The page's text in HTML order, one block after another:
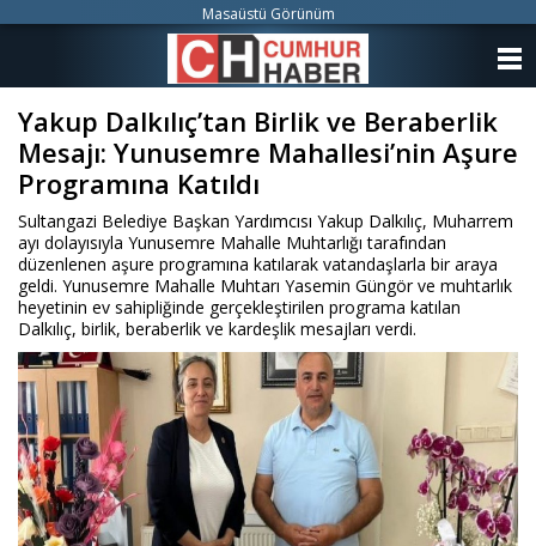
Yakup Dalkılıç’tan Birlik ve Beraberlik
Mesajı: Yunusemre Mahallesi’nin Aşure
Programına Katıldı
Sultangazi Belediye Başkan Yardımcısı Yakup Dalkılıç, Muharrem
ayı dolayısıyla Yunusemre Mahalle Muhtarlığı tarafından
düzenlenen aşure programına katılarak vatandaşlarla bir araya
geldi. Yunusemre Mahalle Muhtarı Yasemin Güngör ve muhtarlık
heyetinin ev sahipliğinde gerçekleştirilen programa katılan
Dalkılıç, birlik, beraberlik ve kardeşlik mesajları verdi.
Masaüstü Görünüm
KATEGORİLER
ANKETLER
FOTO GALERİ
İLETİŞİM